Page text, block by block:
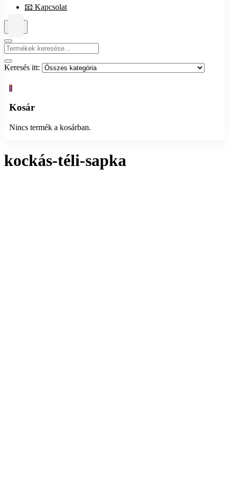
📧 Kapcsolat
Keresés itt:
0
Kosár
Nincs termék a kosárban.
kockás-téli-sapka